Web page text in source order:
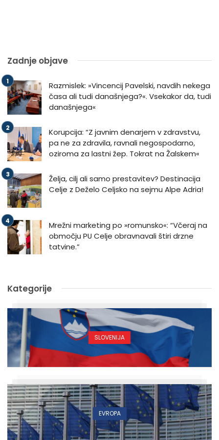
Zadnje objave
Razmislek: »Vincencij Pavelski, navdih nekega
časa ali tudi današnjega?«. Vsekakor da, tudi
današnjega«
Korupcija: “Z javnim denarjem v zdravstvu,
pa ne za zdravila, ravnali negospodarno,
oziroma za lastni žep. Tokrat na Žalskem«
Želja, cilj ali samo prestavitev? Destinacija
Celje z Deželo Celjsko na sejmu Alpe Adria!
Mrežni marketing po »romunsko«: “Včeraj na
območju PU Celje obravnavali štiri drzne
tatvine.”
Kategorije
SLOVENIJA
EVROPA